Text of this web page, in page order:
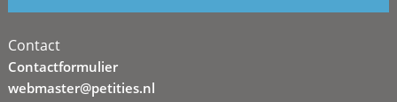
Contact
Contactformulier
webmaster@petities.nl